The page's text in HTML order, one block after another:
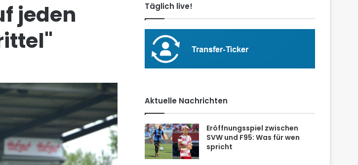
jeden
Täglich live!
Aktuelle Nachrichten
Eröffnungsspiel zwischen
SVW und F95: Was für wen
spricht